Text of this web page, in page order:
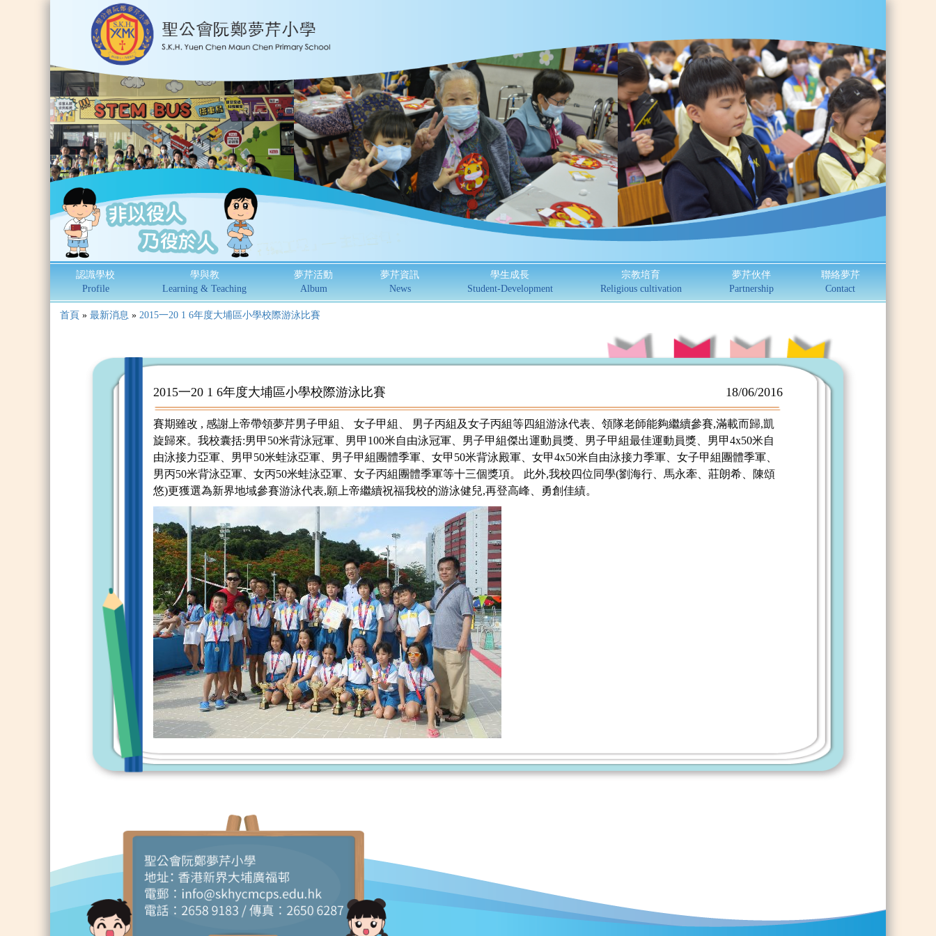
認識學校
Profile
學與教
Learning & Teaching
夢芹活動
Album
夢芹資訊
News
學生成長
Student-Development
宗教培育
Religious cultivation
夢芹伙伴
Partnership
聯絡夢芹
Contact
首頁 » 最新消息 » 2015一20 1 6年度大埔區小學校際游泳比賽
2015一20 1 6年度大埔區小學校際游泳比賽 18/06/2016
賽期雖改 , 感謝上帝帶領夢芹男子甲組、 女子甲組、 男子丙組及女子丙組等四組游泳代表、領隊老師能夠繼續參賽,滿載而歸,凱
旋歸來。我校囊括:男甲50米背泳冠軍、男甲100米自由泳冠軍、男子甲組傑出運動員獎、男子甲組最佳運動員獎、男甲4x50米自
由泳接力亞軍、男甲50米蛙泳亞軍、男子甲組團體季軍、女甲50米背泳殿軍、女甲4x50米自由泳接力季軍、女子甲組團體季軍、
男丙50米背泳亞軍、女丙50米蛙泳亞軍、女子丙組團體季軍等十三個獎項。 此外,我校四位同學(劉海行、馬永牽、莊朗希、陳頌
悠)更獲選為新界地域參賽游泳代表,願上帝繼續祝福我校的游泳健兒,再登高峰、勇創佳績。